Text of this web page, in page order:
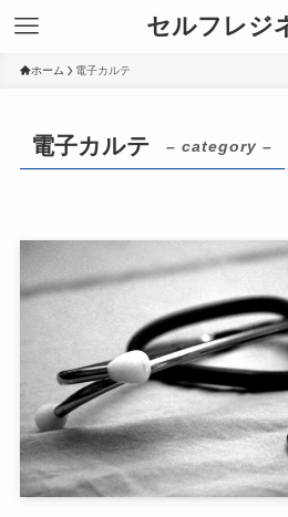
セルフレジ
ホーム 電子カルテ
電子カルテ – category –